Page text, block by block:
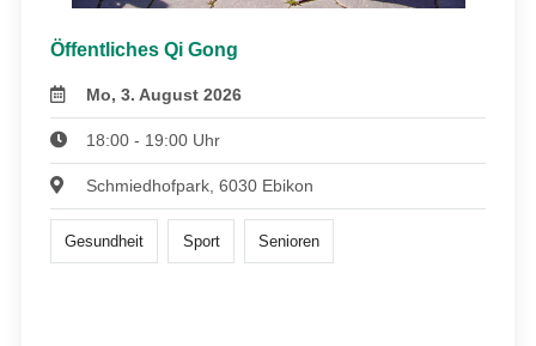
Öffentliches Qi Gong
Mo, 3. August 2026
18:00 - 19:00 Uhr
Schmiedhofpark, 6030 Ebikon
Gesundheit Sport Senioren